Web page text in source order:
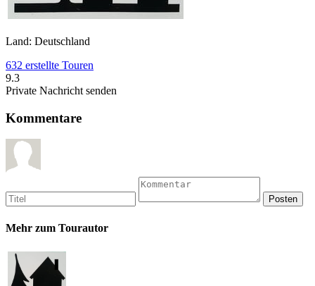
Land: Deutschland
632 erstellte Touren
9.3
Private Nachricht senden
Kommentare
Mehr zum Tourautor